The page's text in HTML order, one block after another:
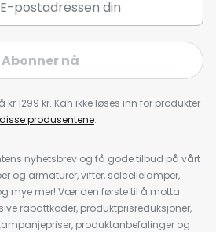
Abonner nå
1299 kr. Kan ikke løses inn for produkter
disse produsentene.
nyhetsbrev og få gode tilbud på vårt
og armaturer, vifter, solcellelamper,
mye mer! Vær den første til å motta
rabattkoder, produktprisreduksjoner,
produktanbefalinger og